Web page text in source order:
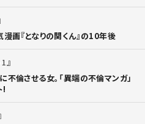
画『となりの関くん』の10年後
倫させる女。「異端の不倫マンガ」
!